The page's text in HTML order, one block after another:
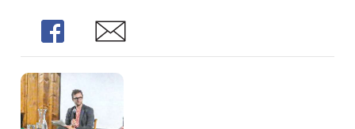
Share Share